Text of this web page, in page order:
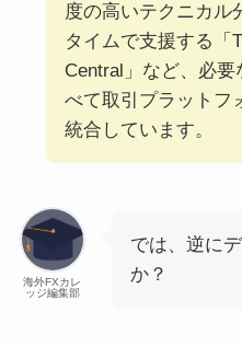
度の高いテクニカル
タイムで支援する「
Central」など、必要
べて取引プラットフ
統合しています。
海外FXカレ
ッジ編集部
では、逆に
か？